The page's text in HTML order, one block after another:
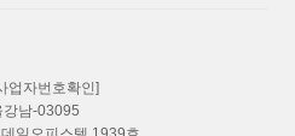
업자번호확인]
강남-03095